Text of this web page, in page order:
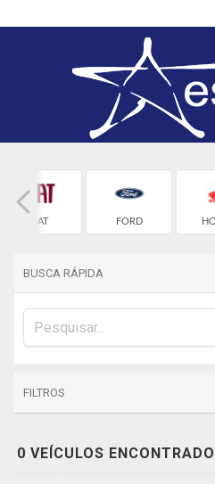
FIAT FORD
BUSCA RÁPIDA
FILTROS
0 VEÍCULOS